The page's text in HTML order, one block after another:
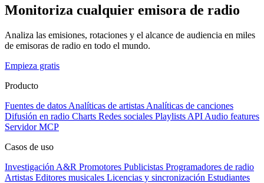
Monitoriza cualquier emisora de radio
Analiza las emisiones, rotaciones y el alcance de audiencia en miles
de emisoras de radio en todo el mundo.
Empieza gratis
Producto
Fuentes de datos Analíticas de artistas Analíticas de canciones
Difusión en radio Charts Redes sociales Playlists API Audio features
Servidor MCP
Casos de uso
Investigación A&R Promotores Publicistas Programadores de radio
Artistas Editores musicales Licencias y sincronización Estudiantes